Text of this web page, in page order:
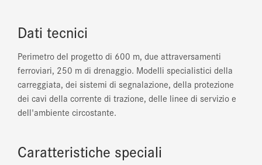
Dati tecnici
Perimetro del progetto di 600 m, due attraversamenti
ferroviari, 250 m di drenaggio. Modelli specialistici della
carreggiata, dei sistemi di segnalazione, della protezione
dei cavi della corrente di trazione, delle linee di servizio e
dell'ambiente circostante.
Caratteristiche speciali